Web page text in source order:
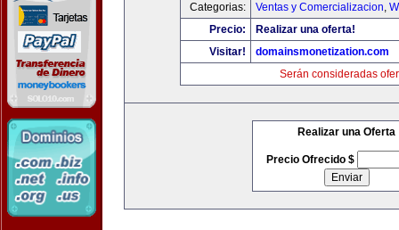
Categorias:
Ventas y Comercializacion,
Precio:
Realizar una oferta!
Visitar!
domainsmonetization.com
Serán consideradas
Realizar una Oferta
Precio Ofrecido $